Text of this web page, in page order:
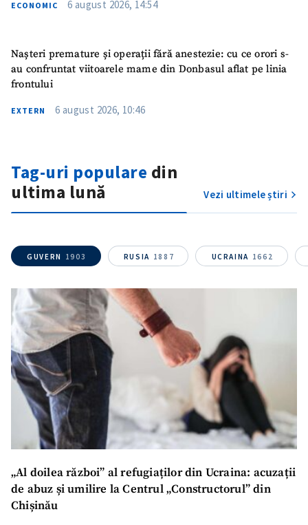
SUSȚINE
ECONOMIC 6 august 2026, 14:54
Nașteri premature și operații fără anestezie: cu ce orori s-
au confruntat viitoarele mame din Donbasul aflat pe linia
frontului
EXTERN 6 august 2026, 10:46
Tag-uri populare din
ultima lună
Vezi ultimele știri
GUVERN 1903 RUSIA 1887 UCRAINA 1662
„Al doilea război” al refugiaților din Ucraina: acuzații
de abuz și umilire la Centrul „Constructorul” din
Chișinău